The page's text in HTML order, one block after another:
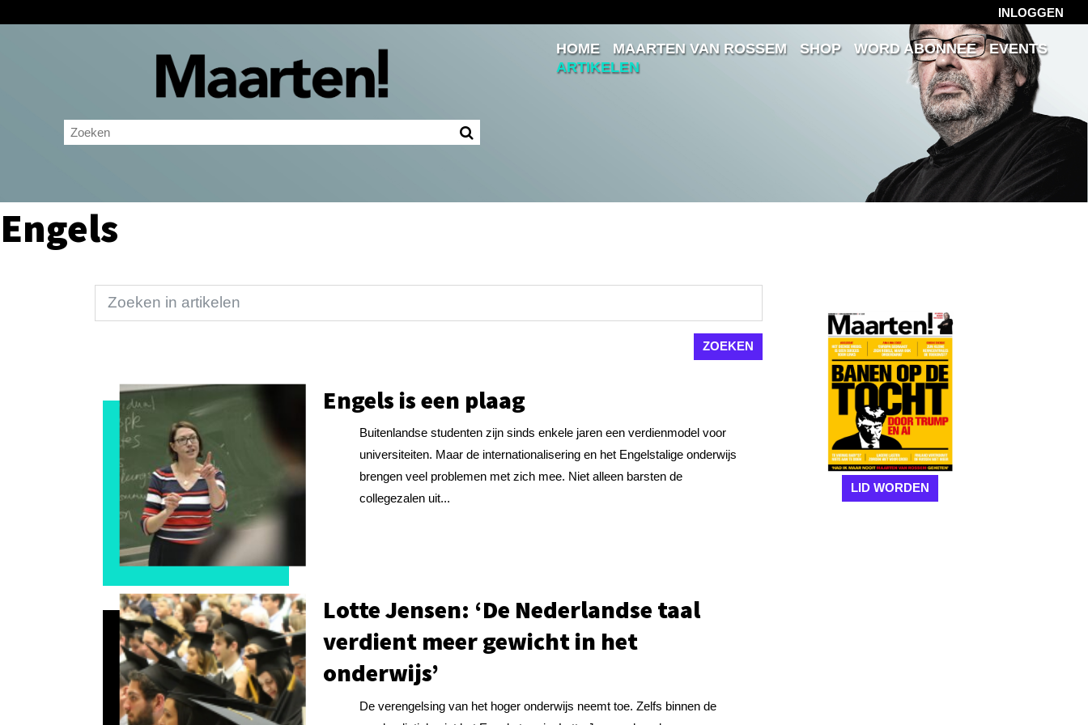
INLOGGEN
Inloggen
Ingelogd blijven
HOME MAARTEN VAN ROSSEM SHOP WORD ABONNEE
EVENTS
ARTIKELEN
Engels
Engels is een plaag
Buitenlandse studenten zijn sinds enkele jaren een verdienmodel voor
universiteiten. Maar de internationalisering en het Engelstalige onderwijs
brengen veel problemen met zich mee. Niet alleen barsten de
collegezalen uit...
Lotte Jensen: ‘De Nederlandse taal
verdient meer gewicht in het
onderwijs’
De verengelsing van het hoger onderwijs neemt toe. Zelfs binnen de
LID WORDEN